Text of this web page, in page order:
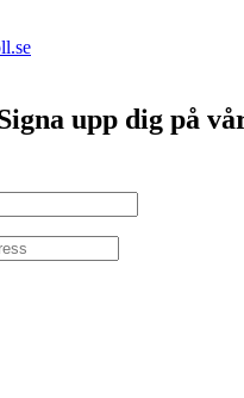
upp dig på